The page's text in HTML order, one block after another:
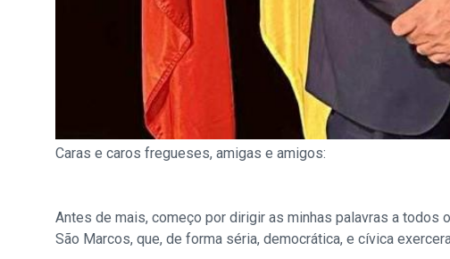
Caras e caros fregueses, amigas e amigos:
Antes de mais, começo por dirigir as minhas palavras a todos
São Marcos, que, de forma séria, democrática, e cívica